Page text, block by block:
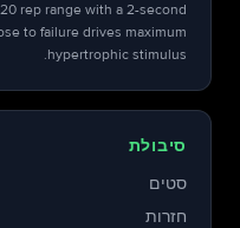
rep range with a 2-second
to failure drives maximum
hypertrophic stimulus.
סיבולת
סטים
חזרות